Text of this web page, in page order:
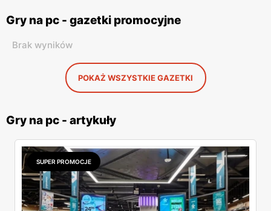
Gry na pc - gazetki promocyjne
Brak wyników
POKAŻ WSZYSTKIE GAZETKI
Gry na pc - artykuły
SUPER PROMOCJE